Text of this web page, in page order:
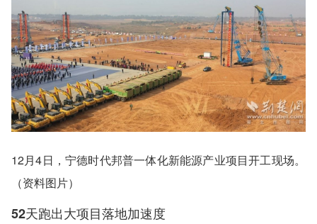
12月4日，宁德时代邦普一体化新能源产业项目开工现场。
（资料图片）
52天跑出大项目落地加速度